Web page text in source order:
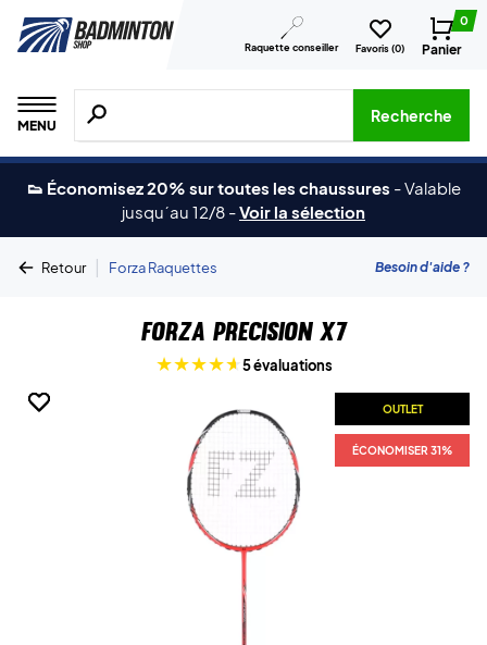
Raquette conseiller Favoris (0)
0
Panier
MENU
Recherche de produits, de marques, etc.
Recherche
👟 Économisez 20% sur toutes les chaussures -Valable
jusqu´au 12/8 -Voir la sélection
Retour | Forza Raquettes Besoin d'aide ?
Forza Precision X7
5 évaluations
OUTLET
ÉCONOMISER 31%
OUTLET
ÉCONOMISER 31%
OUTLET
ÉCONOMISER 31%